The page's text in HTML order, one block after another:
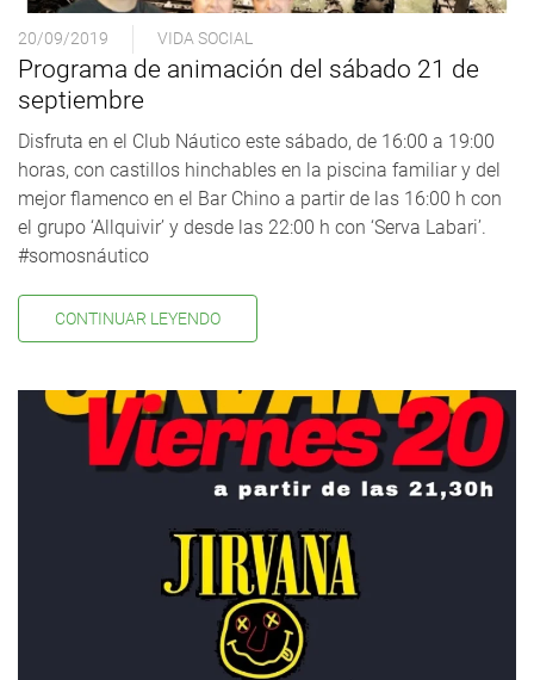
20/09/2019 VIDA SOCIAL
Programa de animación del sábado 21 de
septiembre
Disfruta en el Club Náutico este sábado, de 16:00 a 19:00
horas, con castillos hinchables en la piscina familiar y del
mejor flamenco en el Bar Chino a partir de las 16:00 h con
el grupo ‘Allquivir’ y desde las 22:00 h con ‘Serva Labari’.
#somosnáutico
CONTINUAR LEYENDO